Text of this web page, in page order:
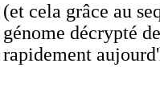
(et cela grâce au
génome décrypté
rapidement